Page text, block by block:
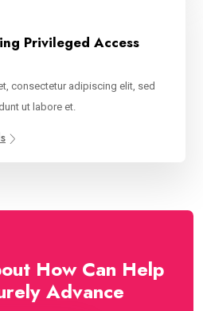
Privileged Access
consectetur adipiscing elit, sed
ut labore et.
How Can Help
Advance